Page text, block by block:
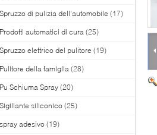
Spruzzo di pulizia dell'automobile (17)
Prodotti automatici di cura (25)
Spruzzo elettrico del pulitore (19)
Pulitore della famiglia (28)
Pu Schiuma Spray (20)
Sigillante siliconico (25)
spray adesivo (19)